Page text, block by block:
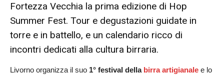
Fortezza Vecchia la prima edizione di Hop
Summer Fest. Tour e degustazioni guidate in
torre e in battello, e un calendario ricco di
incontri dedicati alla cultura birraria.
Livorno organizza il suo 1° festival della birra artigianale e lo